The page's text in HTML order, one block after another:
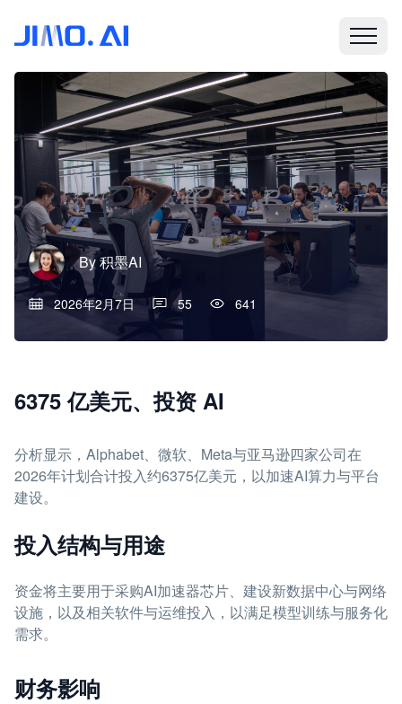
By积墨AI
2026年2月7日 55 641
6375 亿美元、投资 AI
分析显示，Alphabet、微软、Meta与亚马逊四家公司在
2026年计划合计投入约6375亿美元，以加速AI算力与平台
建设。
投入结构与用途
资金将主要用于采购AI加速器芯片、建设新数据中心与网络
设施，以及相关软件与运维投入，以满足模型训练与服务化
需求。
财务影响